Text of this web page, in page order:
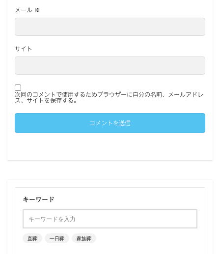
メール ※
サイト
次回のコメントで使用するためブラウザーに自分の名前、メールアドレ
ス、サイトを保存する。
キーワード
直葬 一日葬 家族葬